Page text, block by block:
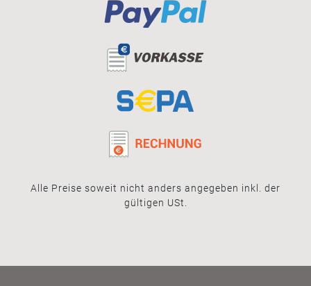
Alle Preise soweit nicht anders angegeben inkl. der
gültigen USt.